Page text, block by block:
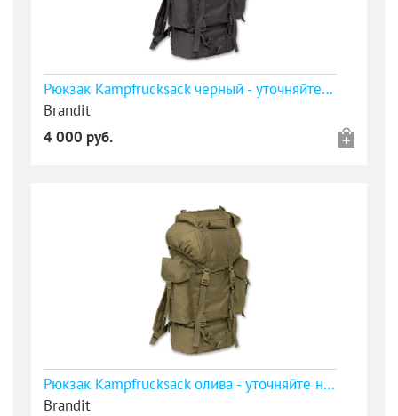
Рюкзак Kampfrucksack чёрный - уточняйте наличие
Brandit
4 000 руб.
Рюкзак Kampfrucksack олива - уточняйте наличие
Brandit